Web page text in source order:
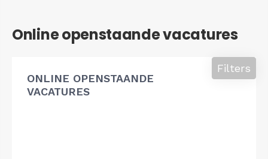
Online openstaande vacatures
ONLINE OPENSTAANDE
VACATURES
Filters